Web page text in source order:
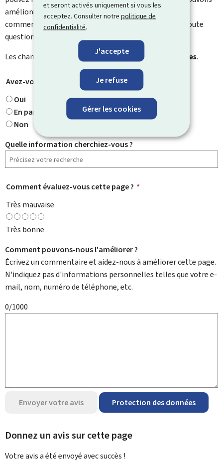
et seront activés uniquement si vous les
acceptez. Consulter notrepolitique de
confidentialité.
J'accepte
Je refuse
Gérer les cookies
améliorer. Vous ne recevrez pas de réponse à votre
commentaire. Utilisez le formulaire de contact pour toute
question particulière.
Les champs marqués d’une étoile ( * ) sont obligatoires.
Avez-vous trouvé ce que vous cherchiez ?
Oui
En partie
Non
Quelle information cherchiez-vous ?
Comment évaluez-vous cette page ? *
Très mauvaise
Très bonne
Comment pouvons-nous l'améliorer ?
Écrivez un commentaire et aidez-nous à améliorer cette page.
N'indiquez pas d'informations personnelles telles que votre e-
mail, nom, numéro de téléphone, etc.
0/1000
Envoyer votre avis Protection des données
Donnez un avis sur cette page
Votre avis a été envoyé avecsuccès !